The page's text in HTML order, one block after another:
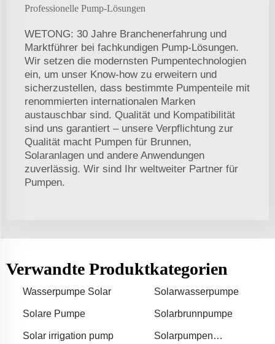
Professionelle Pump-Lösungen
WETONG: 30 Jahre Branchenerfahrung und
Marktführer bei fachkundigen Pump-Lösungen.
Wir setzen die modernsten Pumpentechnologien
ein, um unser Know-how zu erweitern und
sicherzustellen, dass bestimmte Pumpenteile mit
renommierten internationalen Marken
austauschbar sind. Qualität und Kompatibilität
sind uns garantiert – unsere Verpflichtung zur
Qualität macht Pumpen für Brunnen,
Solaranlagen und andere Anwendungen
zuverlässig. Wir sind Ihr weltweiter Partner für
Pumpen.
Verwandte Produktkategorien
Wasserpumpe Solar Solarwasserpumpe
Solare Pumpe Solarbrunnpumpe
Solar irrigation pump
Solarpumpen